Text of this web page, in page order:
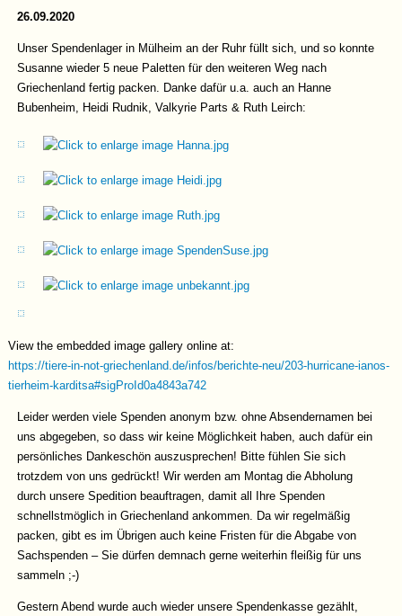
26.09.2020
Unser Spendenlager in Mülheim an der Ruhr füllt sich, und so konnte
Susanne wieder 5 neue Paletten für den weiteren Weg nach
Griechenland fertig packen. Danke dafür u.a. auch an Hanne
Bubenheim, Heidi Rudnik, Valkyrie Parts & Ruth Leirch:
View the embedded image gallery online at:
https://tiere-in-not-griechenland.de/infos/berichte-neu/203-hurricane-ianos-
tierheim-karditsa#sigProId0a4843a742
Leider werden viele Spenden anonym bzw. ohne Absendernamen bei
uns abgegeben, so dass wir keine Möglichkeit haben, auch dafür ein
persönliches Dankeschön auszusprechen! Bitte fühlen Sie sich
trotzdem von uns gedrückt! Wir werden am Montag die Abholung
durch unsere Spedition beauftragen, damit all Ihre Spenden
schnellstmöglich in Griechenland ankommen. Da wir regelmäßig
packen, gibt es im Übrigen auch keine Fristen für die Abgabe von
Sachspenden – Sie dürfen demnach gerne weiterhin fleißig für uns
sammeln ;-)
Gestern Abend wurde auch wieder unsere Spendenkasse gezählt,